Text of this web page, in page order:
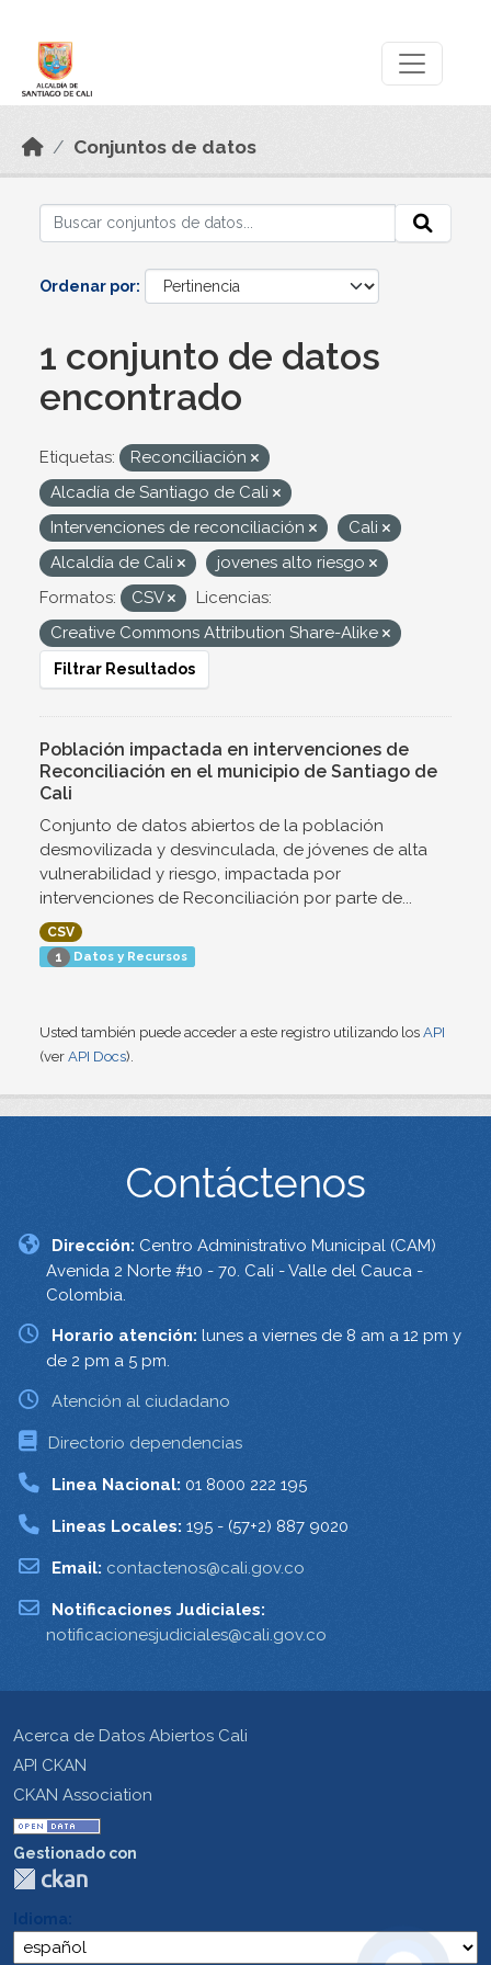
Conjuntos de datos
Ordenar por
1 conjunto de datos
encontrado
Etiquetas:
Reconciliación
Alcadía de Santiago de Cali
Intervenciones de reconciliación
Cali
Alcaldía de Cali
jovenes alto riesgo
Formatos:
CSV
Licencias:
Creative Commons Attribution Share-Alike
Filtrar Resultados
Población impactada en intervenciones de
Reconciliación en el municipio de Santiago de
Cali
Conjunto de datos abiertos de la población
desmovilizada y desvinculada, de jóvenes de alta
vulnerabilidad y riesgo, impactada por
intervenciones de Reconciliación por parte de...
CSV
1 Datos y Recursos
Usted también puede acceder a este registro utilizando los API
(ver API Docs).
Contáctenos
Dirección: Centro Administrativo Municipal (CAM)
Avenida 2 Norte #10 - 70. Cali - Valle del Cauca -
Colombia.
Horario atención: lunes a viernes de 8 am a 12 pm y
de 2 pm a 5 pm.
Atención al ciudadano
Directorio dependencias
Linea Nacional: 01 8000 222 195
Lineas Locales: 195 - (57+2) 887 9020
Email: contactenos@cali.gov.co
Notificaciones Judiciales:
notificacionesjudiciales@cali.gov.co
Acerca de Datos Abiertos Cali
API CKAN
CKAN Association
Gestionado con